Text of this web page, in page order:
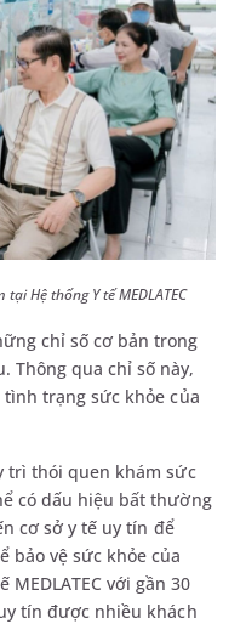
Hệ thống Y tế MEDLATEC
chỉ số cơ bản trong
Thông qua chỉ số này,
tình trạng sức khỏe của
trì thói quen khám sức
có dấu hiệu bất thường
cơ sở y tế uy tín để
bảo vệ sức khỏe của
với gần 30
tín được nhiều khách